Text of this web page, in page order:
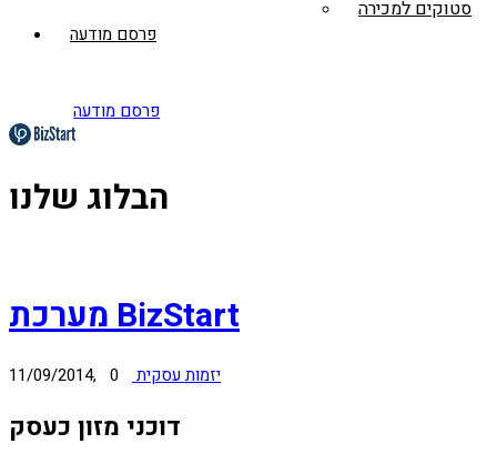
סטוקים למכירה
פרסם מודעה
פרסם מודעה
הבלוג שלנו
מערכת BizStart
11/09/2014, יזמות עסקית 0
דוכני מזון כעסק